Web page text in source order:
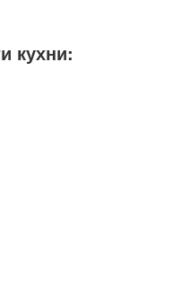
кухни: